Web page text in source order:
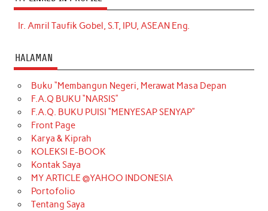
Ir. Amril Taufik Gobel, S.T, IPU, ASEAN Eng.
HALAMAN
Buku “Membangun Negeri, Merawat Masa Depan
F.A.Q BUKU “NARSIS”
F.A.Q. BUKU PUISI “MENYESAP SENYAP”
Front Page
Karya & Kiprah
KOLEKSI E-BOOK
Kontak Saya
MY ARTICLE @YAHOO INDONESIA
Portofolio
Tentang Saya